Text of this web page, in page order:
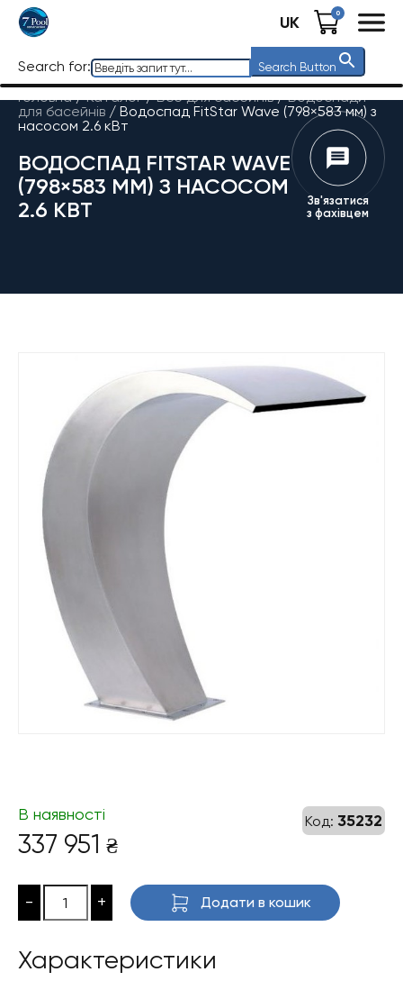
UK 0
Search for: Search Button
Головна / Каталог/Все для басейнів/Водоспади
для басейнів / Водоспад FitStar Wave (798×583 мм) з
насосом 2.6 кВт
ВОДОСПАД FITSTAR WAVE
(798×583 ММ) З НАСОСОМ
2.6 КВТ
Зв'язатися
з фахівцем
Код: 35232
В наявності
337 951 ₴
- + Додати в кошик
Характеристики